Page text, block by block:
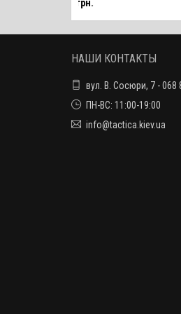
калибров 5.6 мм,
нарезного оружия
7.62 мм, 9 мм
НАШИ КОНТАКТЫ
вул. В. Сосюри, 7 - 068
ПН-ВС: 11:00-19:00
info@tactica.kiev.ua